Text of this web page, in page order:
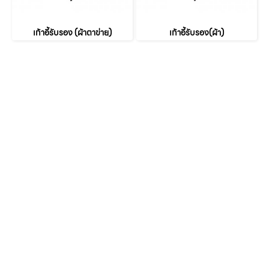
เก้าอี้รับรอง (ผ้าตาข่าย) เก้าอี้รับรอง(ผ้า)